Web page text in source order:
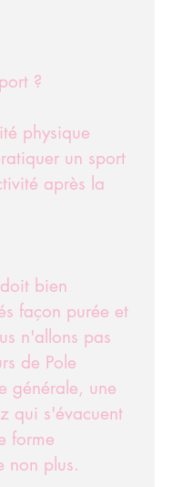
?
physique
un sport
après la
bien
façon purée et
n'allons pas
de Pole
générale, une
qui s'évacuent
forme
non plus.